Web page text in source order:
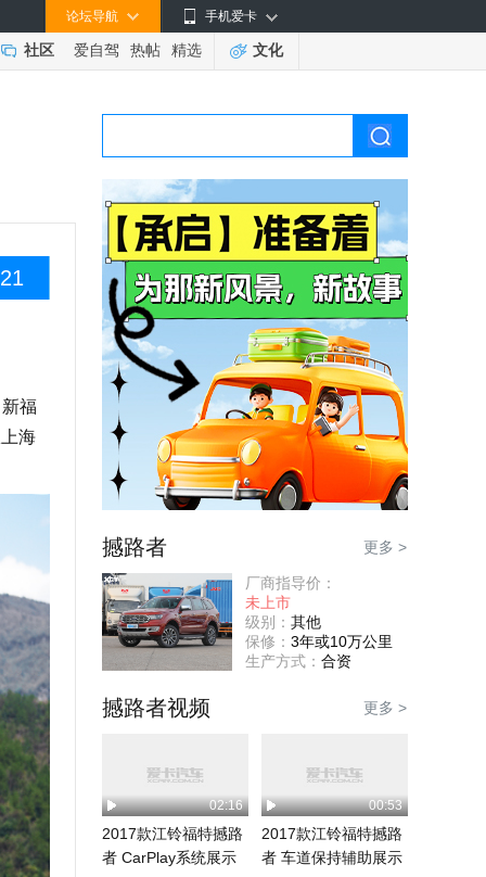
手机爱卡
论坛导航
社区 爱自驾 热帖 精选 文化
福
海
撼路者 更多 >
厂商指导价：
未上市
级别： 其他
保修： 3年或10万公里
生产方式： 合资
撼路者视频 更多 >
02:16
2017款江铃福特撼路
者 CarPlay系统展示
00:53
2017款江铃福特撼路
者 车道保持辅助展示